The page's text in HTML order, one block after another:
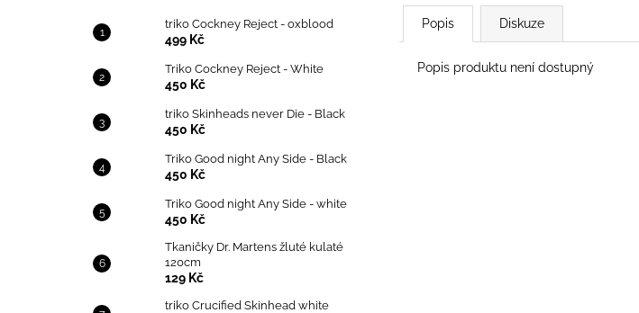
triko Cockney Reject - oxblood
499 Kč
Triko Cockney Reject - White
450 Kč
triko Skinheads never Die - Black
450 Kč
Triko Good night Any Side - Black
450 Kč
Triko Good night Any Side - white
450 Kč
Tkaničky Dr. Martens žluté kulaté
120cm
129 Kč
triko Crucified Skinhead white
Popis Diskuze
Popis produktu není dostupný